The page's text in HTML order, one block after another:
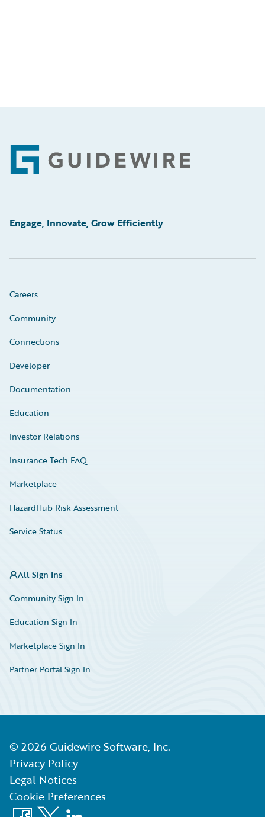
Footer
Engage, Innovate, Grow Efficiently
Careers
Community
Connections
Developer
Documentation
Education
Investor Relations
Insurance Tech FAQ
Marketplace
HazardHub Risk Assessment
Service Status
All Sign Ins
Community Sign In
Education Sign In
Marketplace Sign In
Partner Portal Sign In
© 2026 Guidewire Software, Inc.
Privacy Policy
Legal Notices
Cookie Preferences
Facebook
X LinkedIn